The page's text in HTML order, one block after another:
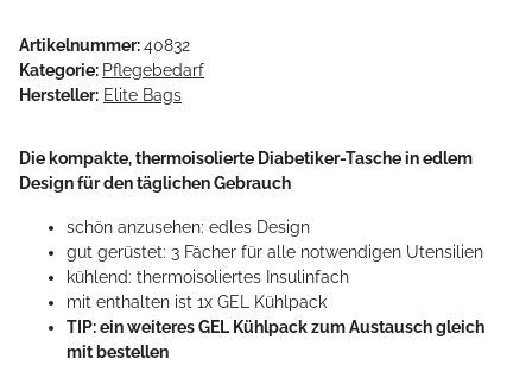
Artikelnummer:40832
Kategorie: Pflegebedarf
Hersteller: Elite Bags
Die kompakte, thermoisolierte Diabetiker-Tasche in edlem
Design für den täglichen Gebrauch
schön anzusehen: edles Design
gut gerüstet: 3 Fächer für alle notwendigen Utensilien
kühlend: thermoisoliertes Insulinfach
mit enthalten ist 1x GEL Kühlpack
TIP: ein weiteres GEL Kühlpack zum Austausch gleich
mit bestellen